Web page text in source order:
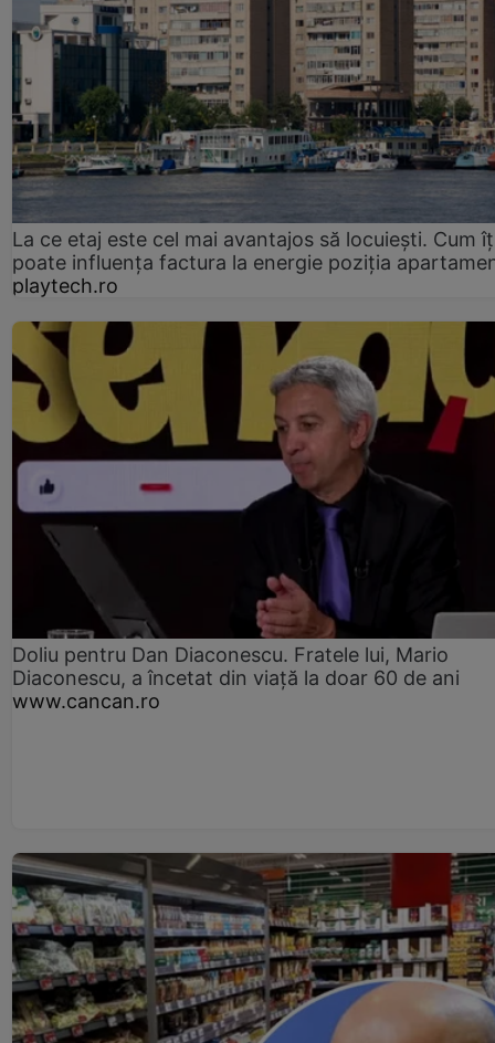
La ce etaj este cel mai avantajos să locuiești. Cum
poate influența factura la energie poziția
playtech.ro
Doliu pentru Dan Diaconescu. Fratele lui, Mario
Diaconescu, a încetat din viață la doar 60 de ani
www.cancan.ro